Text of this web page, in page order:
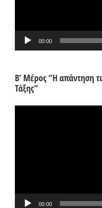
00:00
Β’ Μέρος “Η απάντηση
Τάξης”
00:00